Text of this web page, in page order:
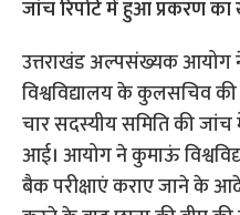
जांच रिपोर्ट में हुआ प्रकरण
उत्तराखंड अल्पसंख्यक आयोग
विश्वविद्यालय के कुलसचिव
चार सदस्यीय समिति की जांच
आई। आयोग ने कुमाऊं
बैक परीक्षाएं कराए जाने के